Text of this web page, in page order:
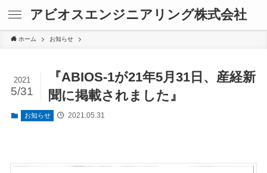
アビオスエンジニアリング株式会社
ホーム お知らせ
『ABIOS-1が21年5月31日、産経新
聞に掲載されました』
2021
5/31
お知らせ 2021.05.31